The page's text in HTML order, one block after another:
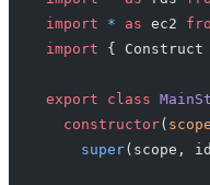
import * as ec2
import {
export class
  constructor
( scope
    super
(scope,